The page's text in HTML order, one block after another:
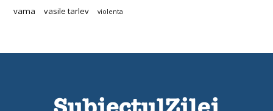
vama vasile tarlev violenta